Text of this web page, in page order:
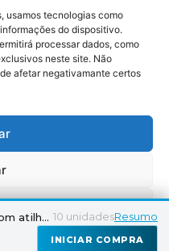
usamos tecnologias como
do dispositivo.
processar dados, como
neste site. Não
afetar negativamante certos
de PrivacidadeSuporte
Surate Saco pequeno em juta, com atilhos 10 unidadesResumo
INICIAR COMPRA